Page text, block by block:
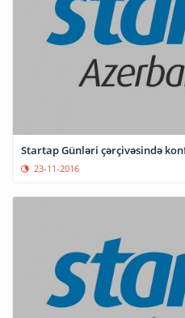
Startap Günləri çərçivəsində
23-11-2016